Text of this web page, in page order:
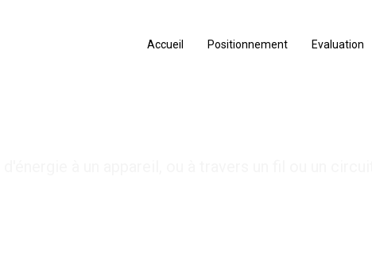
Accueil Positionnement Evaluation